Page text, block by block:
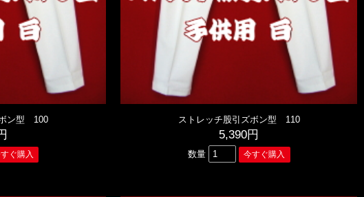
ン型 100 ストレッチ股引ズボン型 110
5,390円
数量